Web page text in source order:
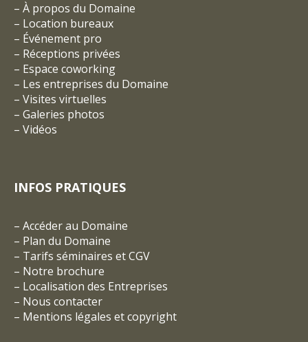
– À propos du Domaine
– Location bureaux
– Événement pro
– Réceptions privées
– Espace coworking
– Les entreprises du Domaine
– Visites virtuelles
– Galeries photos
– Vidéos
INFOS PRATIQUES
– Accéder au Domaine
– Plan du Domaine
– Tarifs séminaires et CGV
– Notre brochure
– Localisation des Entreprises
– Nous contacter
– Mentions légales et copyright